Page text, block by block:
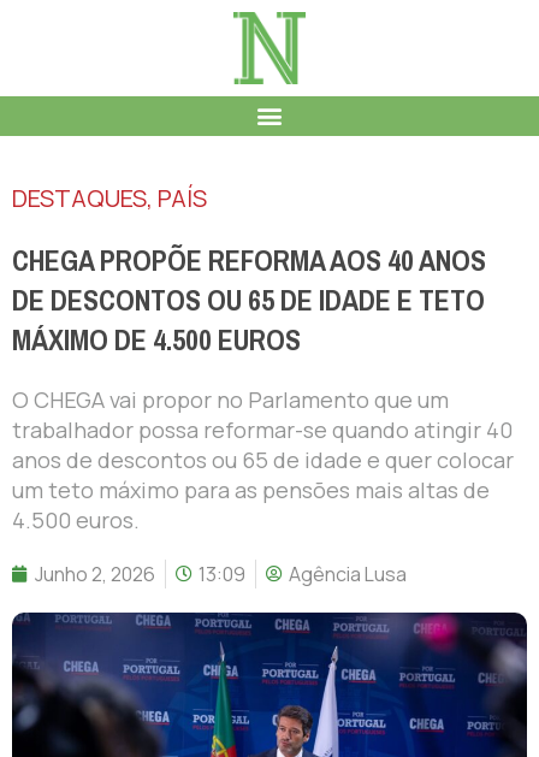
DESTAQUES, PAÍS
CHEGA PROPÕE REFORMA AOS 40 ANOS
DE DESCONTOS OU 65 DE IDADE E TETO
MÁXIMO DE 4.500 EUROS
O CHEGA vai propor no Parlamento que um
trabalhador possa reformar-se quando atingir 40
anos de descontos ou 65 de idade e quer colocar
um teto máximo para as pensões mais altas de
4.500 euros.
Junho 2, 2026 13:09 Agência Lusa